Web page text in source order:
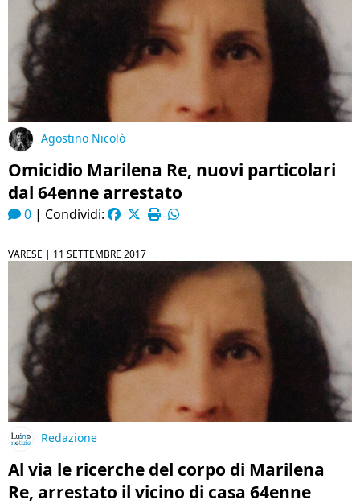
Agostino Nicolò
Omicidio Marilena Re, nuovi particolari
dal 64enne arrestato
0 | Condividi:
VARESE | 11 SETTEMBRE 2017
Redazione
Al via le ricerche del corpo di Marilena
Re, arrestato il vicino di casa 64enne